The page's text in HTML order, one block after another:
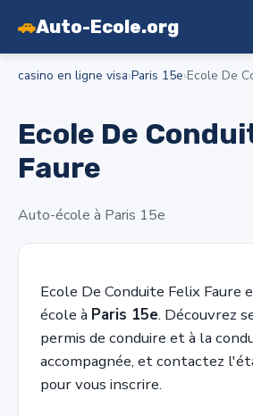
🚗Auto-Ecole.org
casino en ligne visa›Paris 15e›Ecole De
Ecole De
Faure
Auto-école à Paris 15e
Ecole De Conduite Felix Faure
école à Paris 15e. Découvrez
permis de conduire et à la
accompagnée, et contactez
pour vous inscrire.